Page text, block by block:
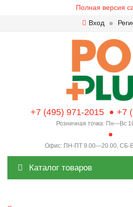
Полная версия
Вход
+7 (495) 971-2015 +7
Розничная точка: Пн—Вс
Офис: ПН-ПТ 9.00—20.00, СБ-
Каталог товаров